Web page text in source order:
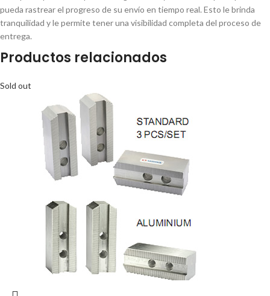
pueda rastrear el progreso de su envío en tiempo real. Esto le brinda
tranquilidad y le permite tener una visibilidad completa del proceso de
entrega.
Productos relacionados
Sold out